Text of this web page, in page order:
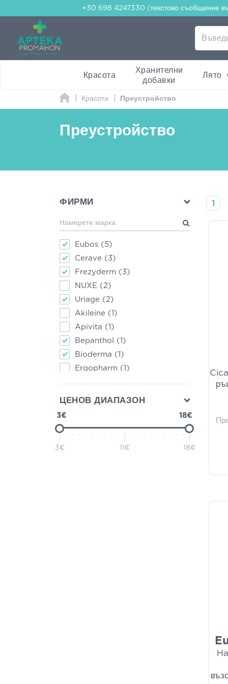
+30 698 4247330 (текстово съобщение
Красота
Хранителни
добавки
Лято
Красота Преустройство
Преустройство
ФИРМИ
Eubos (5)
Cerave (3)
Frezyderm (3)
NUXE (2)
Uriage (2)
Akileine (1)
Apivita (1)
Bepanthol
(1)
Bioderma (1)
Ergopharm (1)
Korres(1)
La Roche-Posay(1)
Power Health
(1)
ЦЕНОВ ДИАПАЗОН
3€ 18€
3€ 11€ 18€
1